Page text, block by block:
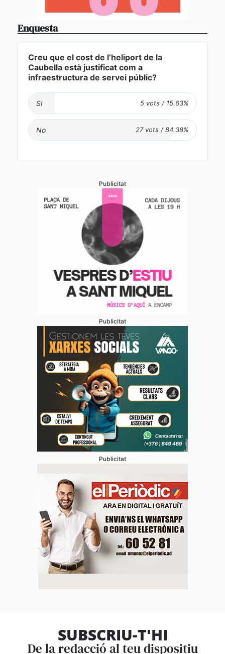
Enquesta
Creu que el cost de l’heliport de la
Caubella està justificat com a
infraestructura de servei públic?
Si
No
Publicitat
Publicitat
Publicitat
SUBSCRIU-T'HI
De la redacció al teu dispositiu